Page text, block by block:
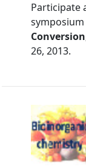
Participate
symposium
Conversion
26, 2013.